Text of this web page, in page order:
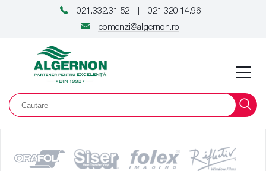
021.332.31.52
021.320.14.96
comenzi@algernon.ro